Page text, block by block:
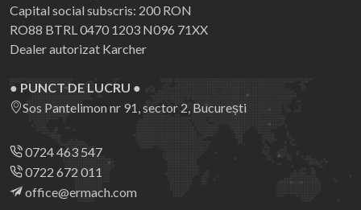
Capital social subscris: 200 RON
RO88 BTRL 0470 1203 N096 71XX
Dealer autorizat Karcher
● PUNCT DE LUCRU ●
Sos Pantelimon nr 91, sector 2, București
0724 463 547
0722 672 011
office@ermach.com